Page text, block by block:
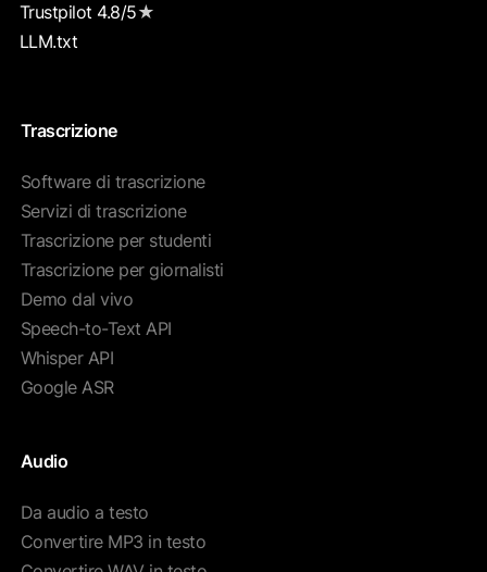
Trustpilot 4.8/5★
LLM.txt
Trascrizione
Software di trascrizione
Servizi di trascrizione
Trascrizione per studenti
Trascrizione per giornalisti
Demo dal vivo
Speech-to-Text API
Whisper API
Google ASR
Audio
Da audio a testo
Convertire MP3 in testo